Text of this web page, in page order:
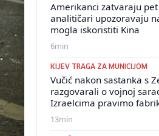
Amerikanci zatvaraju
analitičari upozoravaju
mogla iskoristiti Kina
6min
KIJEV TRAGA ZA MUNICIJOM
Vučić nakon sastanka s
razgovarali o vojnoj
Izraelcima pravimo
13min